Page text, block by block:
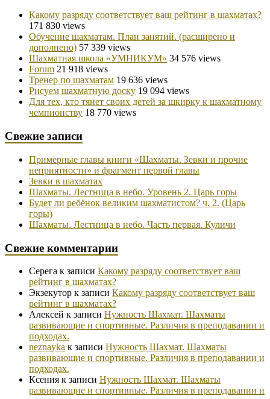
Какому разряду соответствует ваш рейтинг в шахматах?
171 830 views
Обучение шахматам. План занятий. (расширено и
дополнено) 57 339 views
Шахматная школа «УМНИКУМ» 34 576 views
Forum 21 918 views
Тренер по шахматам 19 636 views
Рисуем шахматную доску 19 094 views
Для тех, кто тянет своих детей за шкирку к шахматному
чемпионству 18 770 views
Свежие записи
Примерные главы книги «Шахматы. Зевки и прочие
неприятности» и фрагмент первой главы
Зевки в шахматах
Шахматы. Лестница в небо. Уровень 2. Царь горы
Будет ли ребёнок великим шахматистом? ч. 2. (Царь
горы)
Шахматы. Лестница в небо. Часть первая. Куличи
Свежие комментарии
Серега к записи Какому разряду соответствует ваш
рейтинг в шахматах?
Экзекутор к записи Какому разряду соответствует ваш
рейтинг в шахматах?
Алексей к записи Нужность Шахмат. Шахматы
развивающие и спортивные. Различия в преподавании и
подходах.
neznayka к записи Нужность Шахмат. Шахматы
развивающие и спортивные. Различия в преподавании и
подходах.
Ксения к записи Нужность Шахмат. Шахматы
развивающие и спортивные. Различия в преподавании и